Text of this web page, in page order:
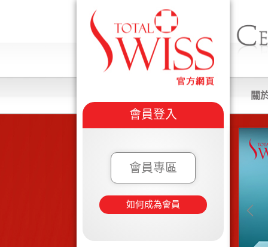
會員登入
會員專區
如何成為會員
關